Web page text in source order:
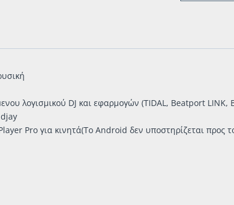
λογισμικού DJ και εφαρμογών (TIDAL, Beatport LINK,
Pro για κινητά(Το Android δεν υποστηρίζεται προς